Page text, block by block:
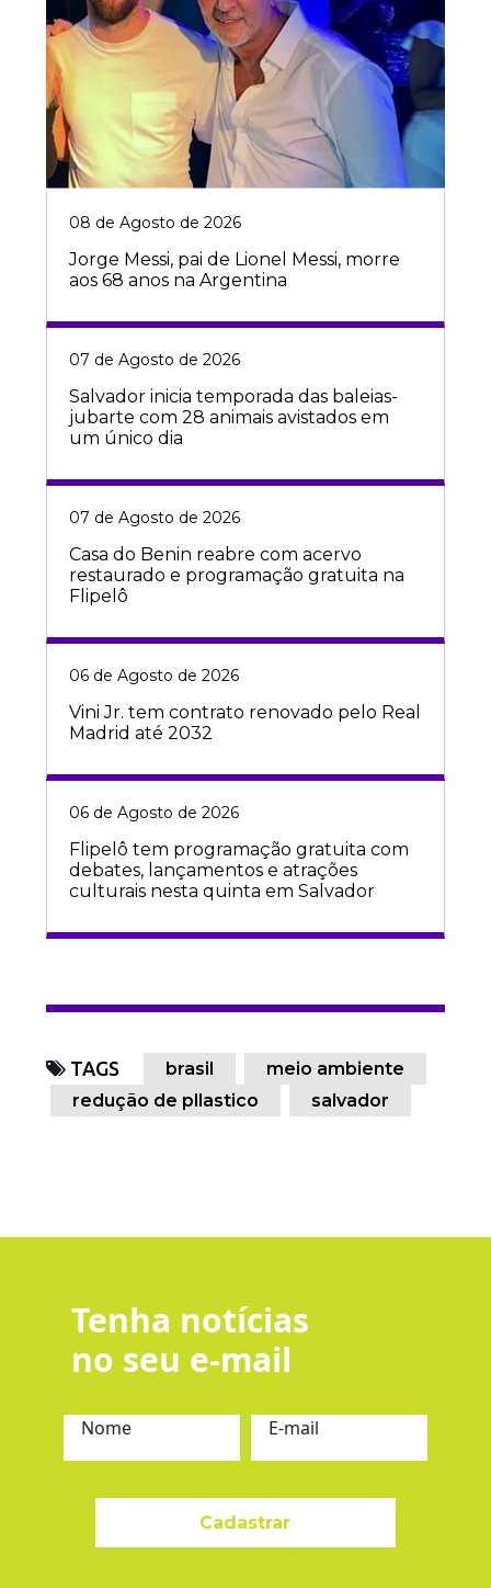
08 de Agosto de 2026
Jorge Messi, pai de Lionel Messi, morre
aos 68 anos na Argentina
07 de Agosto de 2026
Salvador inicia temporada das baleias-
jubarte com 28 animais avistados em
um único dia
07 de Agosto de 2026
Casa do Benin reabre com acervo
restaurado e programação gratuita na
Flipelô
06 de Agosto de 2026
Vini Jr. tem contrato renovado pelo Real
Madrid até 2032
06 de Agosto de 2026
Flipelô tem programação gratuita com
debates, lançamentos e atrações
culturais nesta quinta em Salvador
TAGS brasil
meio ambiente
redução de pllastico
salvador
Tenha notícias
no seu e-mail
Nome E-mail
Cadastrar